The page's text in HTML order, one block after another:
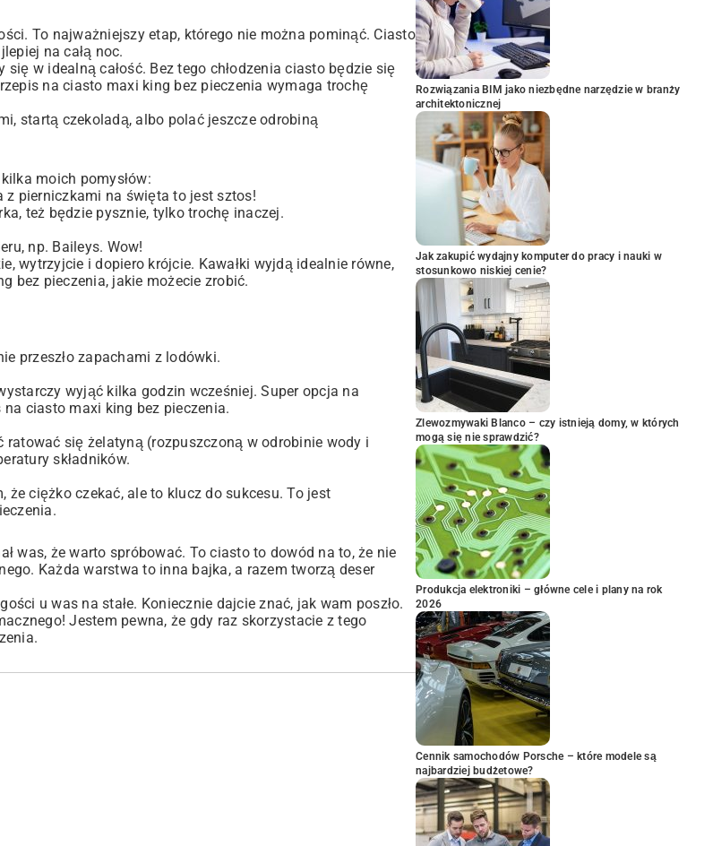
To najważniejszy etap, którego nie można pominąć. Ciasto
na całą noc.
w idealną całość. Bez tego chłodzenia ciasto będzie się
na ciasto maxi king bez pieczenia wymaga trochę
startą czekoladą, albo polać jeszcze odrobiną
moich pomysłów:
z pierniczkami na święta to jest sztos!
też będzie pysznie, tylko trochę inaczej.
np. Baileys. Wow!
wytrzyjcie i dopiero krójcie. Kawałki wyjdą idealnie równe,
bez pieczenia, jakie możecie zrobić.
przeszło zapachami z lodówki.
wyjąć kilka godzin wcześniej. Super opcja na
ciasto maxi king bez pieczenia.
ratować się żelatyną (rozpuszczoną w odrobinie wody i
składników.
że ciężko czekać, ale to klucz do sukcesu. To jest
was, że warto spróbować. To ciasto to dowód na to, że nie
Każda warstwa to inna bajka, a razem tworzą deser
u was na stałe. Koniecznie dajcie znać, jak wam poszło.
Jestem pewna, że gdy raz skorzystacie z tego
Rozwiązania BIM jako niezbędne narzędzie w branży
architektonicznej
Jak zakupić wydajny komputer do pracy i nauki w
stosunkowo niskiej cenie?
Zlewozmywaki Blanco – czy istnieją domy, w których
mogą się nie sprawdzić?
Produkcja elektroniki – główne cele i plany na rok
2026
Cennik samochodów Porsche – które modele są
najbardziej budżetowe?